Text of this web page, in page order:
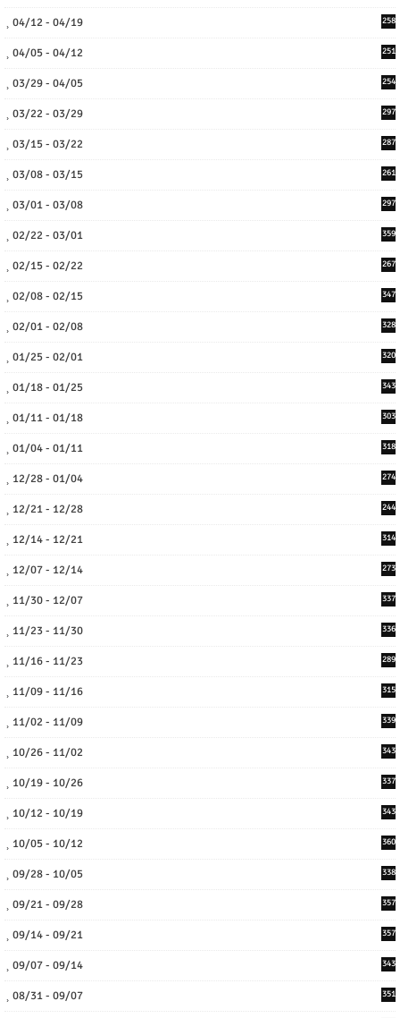
04/12 - 04/19 258
04/05 - 04/12 251
03/29 - 04/05 254
03/22 - 03/29 297
03/15 - 03/22 287
03/08 - 03/15 261
03/01 - 03/08 297
02/22 - 03/01 359
02/15 - 02/22 267
02/08 - 02/15 347
02/01 - 02/08 328
01/25 - 02/01 320
01/18 - 01/25 343
01/11 - 01/18 303
01/04 - 01/11 318
12/28 - 01/04 274
12/21 - 12/28 244
12/14 - 12/21 314
12/07 - 12/14 273
11/30 - 12/07 337
11/23 - 11/30 336
11/16 - 11/23 289
11/09 - 11/16 315
11/02 - 11/09 339
10/26 - 11/02 343
10/19 - 10/26 337
10/12 - 10/19 343
10/05 - 10/12 360
09/28 - 10/05 338
09/21 - 09/28 357
09/14 - 09/21 357
09/07 - 09/14 343
08/31 - 09/07 351